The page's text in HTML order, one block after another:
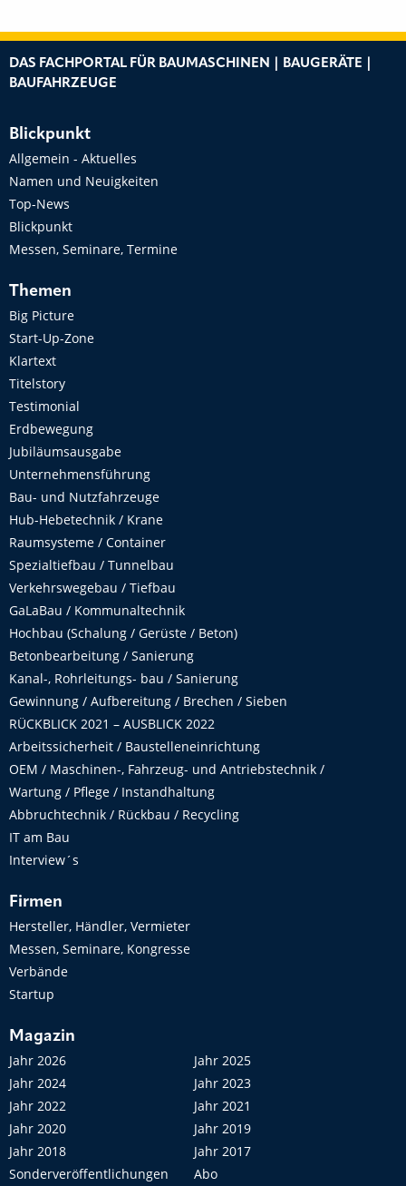
DAS FACHPORTAL FÜR BAUMASCHINEN | BAUGERÄTE |
BAUFAHRZEUGE
Blickpunkt
Allgemein - Aktuelles
Namen und Neuigkeiten
Top-News
Blickpunkt
Messen, Seminare, Termine
Themen
Big Picture
Start-Up-Zone
Klartext
Titelstory
Testimonial
Erdbewegung
Jubiläumsausgabe
Unternehmensführung
Bau- und Nutzfahrzeuge
Hub-Hebetechnik / Krane
Raumsysteme / Container
Spezialtiefbau / Tunnelbau
Verkehrswegebau / Tiefbau
GaLaBau / Kommunaltechnik
Hochbau (Schalung / Gerüste / Beton)
Betonbearbeitung / Sanierung
Kanal-, Rohrleitungs- bau / Sanierung
Gewinnung / Aufbereitung / Brechen / Sieben
RÜCKBLICK 2021 – AUSBLICK 2022
Arbeitssicherheit / Baustelleneinrichtung
OEM / Maschinen-, Fahrzeug- und Antriebstechnik /
Wartung / Pflege / Instandhaltung
Abbruchtechnik / Rückbau / Recycling
IT am Bau
Interview´s
Firmen
Hersteller, Händler, Vermieter
Messen, Seminare, Kongresse
Verbände
Startup
Magazin
Jahr 2026
Jahr 2025
Jahr 2024
Jahr 2023
Jahr 2022
Jahr 2021
Jahr 2020
Jahr 2019
Jahr 2018
Jahr 2017
Sonderveröffentlichungen
Abo